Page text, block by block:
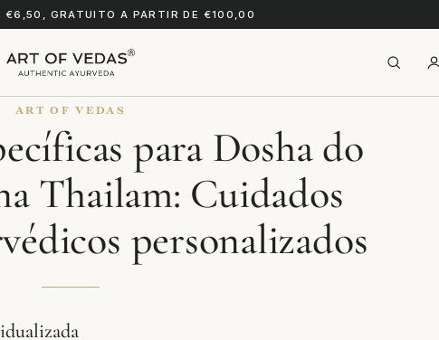
€6,50, GRATUITO A PARTIR DE €100,00
ART OF VEDAS
para Dosha do
Thailam: Cuidados
personalizados